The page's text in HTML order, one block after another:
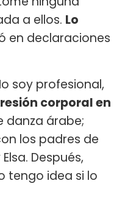
a ellos. Lo
en declaraciones
soy profesional,
corporal en
danza árabe;
los padres de
Después,
tengo idea si lo